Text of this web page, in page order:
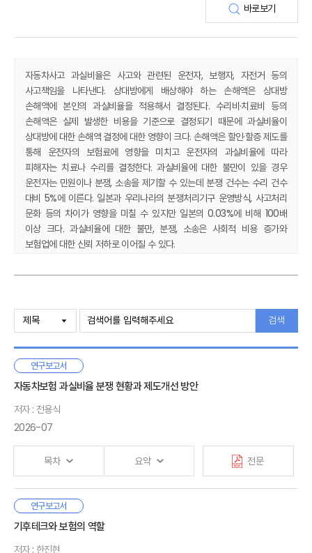
바로보기
자동차사고 과실비율은 사고와 관련된 운전자, 보행자, 자전거 등의
사고책임을 나타낸다. 상대방에게 배상해야 하는 손해액은 상대방
손해액에 본인의 과실비율을 적용해서 결정된다. 수리비·치료비 등의
손해액은 실제 발생한 비용을 기준으로 결정되기 때문에 과실비율이
상대방에 대한 손해액 결정에 대한 영향이 크다. 손해액은 할인·할증 제도를
통해 운전자의 보험료에 영향을 미치고 운전자의 과실비율에 따라
피해자는 치료나 수리를 결정한다. 과실비율에 대한 불만이 있을 경우
운전자는 민원이나 분쟁, 소송을 제기할 수 있는데 분쟁 건수는 수리 건수
대비 5%에 이른다. 일본과 우리나라의 분쟁처리기구 운영방식, 사고처리
문화 등의 차이가 영향을 미칠 수 있지만 일본의 0.03%에 비해 100배
이상 크다. 과실비율에 대한 불만, 분쟁, 소송은 사회적 비용 증가와
보험업에 대한 신뢰 저하로 이어질 수 있다.
결과, 과실비율의 1/4, 손해액의 절반 가까이가 줄어드는 것으로 나타났다.
이러한 결과에 따르면 분쟁조정 기구가 보험회사의 과실비율을 조정하는
구조는 분쟁 제기를 유인할 가능성이 있는 것으로 해석된다. 이외에도
과실비율에 대한 분쟁이 발생하는 원인은 보험회사, 운전자, 법원의 위험
혹은 사고책임에 대한 인식이 다르기 때문일 수 있는데 설문조사 결과
일반인이 생각하는 기본과실이 도로교통법, 법원 판례에 근거한
기본과실과 차이가 있는 것으로 나타났다. 특히 일방과실 사고, 보행자
사고에서 과실비율에 대한 인식의 차이가 큰 것으로 나타났다. 요약하면
조정 경향, 과실비율에 대한 인식 차이로 볼 수 있다.
본 보고서에서 제시하는 제도개선 방향은 다음과 같다. 첫째, 과실비율의
줄이기 위한 방안으로 보험회사 직원들에 대한 구상금분쟁심의위원회의
교육 강화, 구상금분쟁심의위원회의에서 대표협의회를 없애는 방안을 들
1. 연구의 필요성 및 목적
2. 연구의 범위와 방법
3. 선행연구 및 기대효과
Ⅱ. 자동차보험 과실비율 분쟁 현황
2. 과실비율 분쟁 현황
3. 요약
Ⅲ. 자동차보험 과실비율 민원？분쟁 분석
2. 과실비율 분쟁 분석
3. 요약
Ⅳ. 자동차사고 과실비율에 대한 인식
검색
연구보고서
자동차보험 과실비율 분쟁 현황과 제도개선 방안
저자 : 전용식
2026-07
목차 요약 전문
자동차사고 과실비율은 사고와 관련된 운전자, 보행자, 자전거
등의 사고책임을 나타낸다. 상대방에게 배상해야 하는 손해액은
상대방 손해액에 본인의 과실비율을 적용해서 결정된다. 수리비·
Ⅰ. 서론
1. 연구의 필요성 및 목적
2. 연구의 범위와 방법
연구보고서
기후테크와 보험의 역할
저자 : 한진현